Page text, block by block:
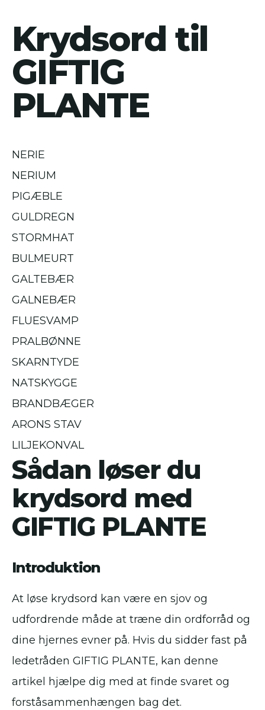
Krydsord til
GIFTIG
PLANTE
NERIE
NERIUM
PIGÆBLE
GULDREGN
STORMHAT
BULMEURT
GALTEBÆR
GALNEBÆR
FLUESVAMP
PRALBØNNE
SKARNTYDE
NATSKYGGE
BRANDBÆGER
ARONS STAV
LILJEKONVAL
Sådan løser du
krydsord med
GIFTIG PLANTE
Introduktion
At løse krydsord kan være en sjov og
udfordrende måde at træne din ordforråd og
dine hjernes evner på. Hvis du sidder fast på
ledetråden GIFTIG PLANTE, kan denne
artikel hjælpe dig med at finde svaret og
forståsammenhængen bag det.